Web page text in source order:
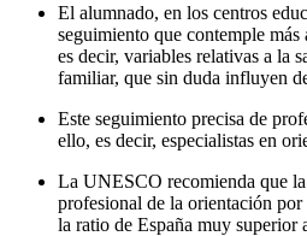
El alumnado, en los centros
seguimiento que contemple más
es decir, variables relativas a la
familiar, que sin duda influyen
Este seguimiento precisa de
ello, es decir, especialistas en
La UNESCO recomienda que la
profesional de la orientación
la ratio de España muy superior